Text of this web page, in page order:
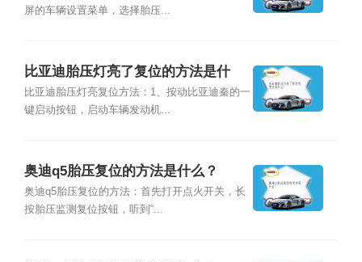
屏的车辆设置菜单，选择胎压...
比亚迪胎压灯亮了复位的方法是什
么？
比亚迪胎压灯亮复位方法：1、按动比亚迪秦的一
键启动按钮，启动车辆发动机...
奥迪q5胎压复位的方法是什么？
奥迪q5胎压复位的方法：首先打开点火开关，长
按胎压监测复位按钮，听到“...